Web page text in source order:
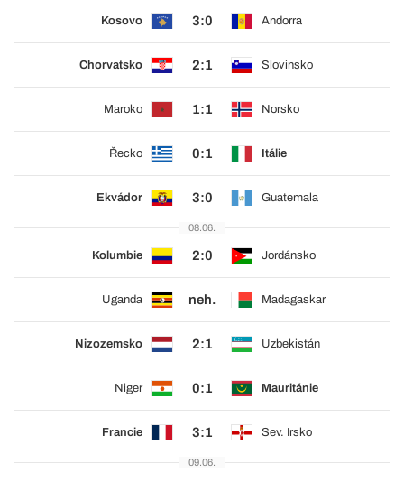
Kosovo 3:0 Andorra
Chorvatsko 2:1 Slovinsko
Maroko 1:1 Norsko
Řecko 0:1 Itálie
Ekvádor 3:0 Guatemala
08.06.
Kolumbie 2:0 Jordánsko
Uganda neh. Madagaskar
Nizozemsko 2:1 Uzbekistán
Niger 0:1 Mauritánie
Francie 3:1 Sev. Irsko
09.06.